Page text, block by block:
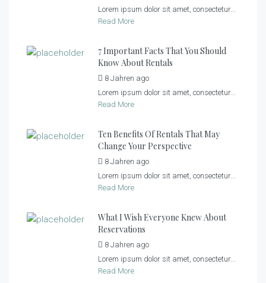
Lorem ipsum dolor sit amet, consectetur...
Read More
7 Important Facts That You Should
Know About Rentals
8 Jahren ago
Lorem ipsum dolor sit amet, consectetur...
Read More
Ten Benefits Of Rentals That May
Change Your Perspective
8 Jahren ago
Lorem ipsum dolor sit amet, consectetur...
Read More
What I Wish Everyone Knew About
Reservations
8 Jahren ago
Lorem ipsum dolor sit amet, consectetur...
Read More